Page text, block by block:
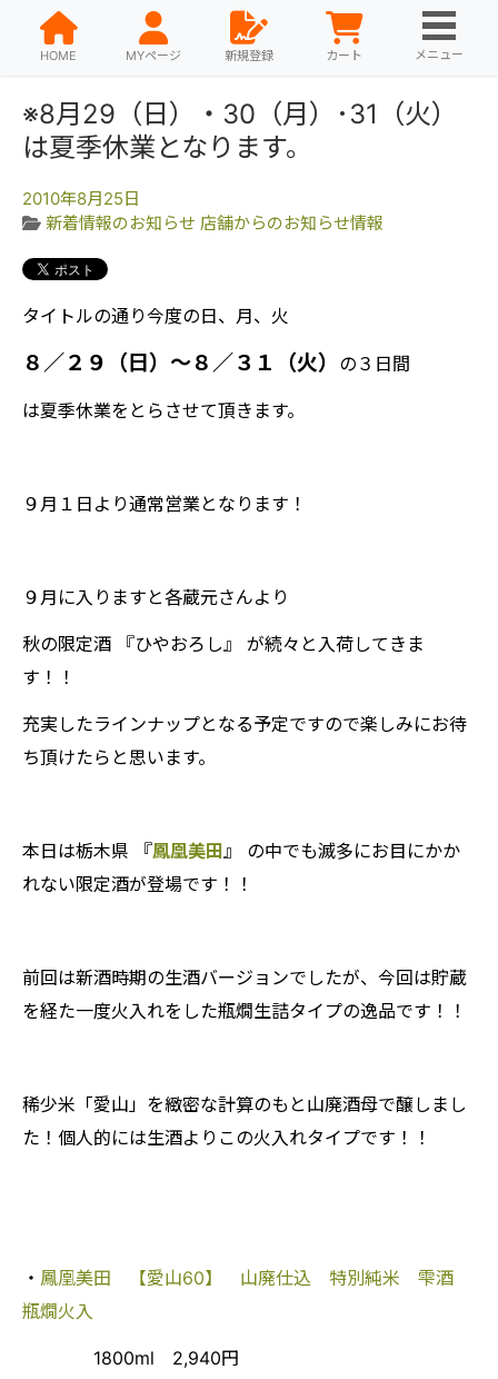
HOME MYページ 新規登録 カート メニュー
※8月29（日）・30（月）･31（火）
は夏季休業となります。
2010年8月25日
新着情報のお知らせ 店舗からのお知らせ情報
タイトルの通り今度の日、月、火
８／２９（日）～８／３１（火） の３日間
は夏季休業をとらさせて頂きます。
９月１日より通常営業となります！
９月に入りますと各蔵元さんより
秋の限定酒 『ひやおろし』 が続々と入荷してきま
す！！
充実したラインナップとなる予定ですので楽しみにお待
ち頂けたらと思います。
本日は栃木県 『鳳凰美田』 の中でも滅多にお目にかか
れない限定酒が登場です！！
前回は新酒時期の生酒バージョンでしたが、今回は貯蔵
を経た一度火入れをした瓶燗生詰タイプの逸品です！！
稀少米「愛山」を緻密な計算のもと山廃酒母で醸しまし
た！個人的には生酒よりこの火入れタイプです！！
・ 鳳凰美田 【愛山60】 山廃仕込 特別純米 雫酒
瓶燗火入
1800ml 2,940円